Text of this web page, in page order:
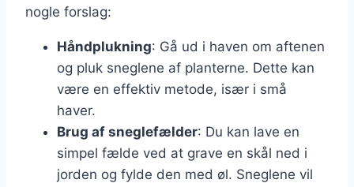
nogle forslag:
Håndplukning: Gå ud i haven om aftenen
og pluk sneglene af planterne. Dette kan
være en effektiv metode, især i små
haver.
Brug af sneglefælder: Du kan lave en
simpel fælde ved at grave en skål ned i
jorden og fylde den med øl. Sneglene vil